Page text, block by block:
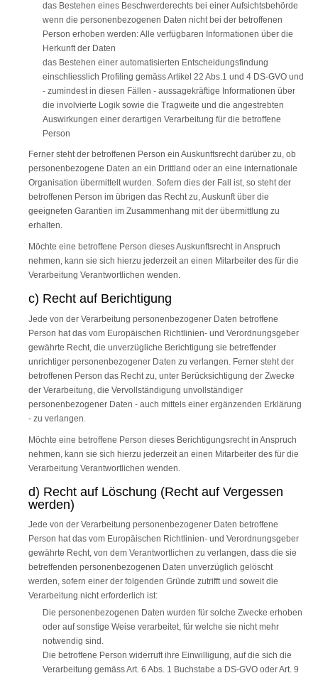
das Bestehen eines Beschwerderechts bei einer Aufsichtsbehörde
wenn die personenbezogenen Daten nicht bei der betroffenen
Person erhoben werden: Alle verfügbaren Informationen über die
Herkunft der Daten
das Bestehen einer automatisierten Entscheidungsfindung
einschliesslich Profiling gemäss Artikel 22 Abs.1 und 4 DS-GVO und
- zumindest in diesen Fällen - aussagekräftige Informationen über
die involvierte Logik sowie die Tragweite und die angestrebten
Auswirkungen einer derartigen Verarbeitung für die betroffene
Person
Ferner steht der betroffenen Person ein Auskunftsrecht darüber zu, ob
personenbezogene Daten an ein Drittland oder an eine internationale
Organisation übermittelt wurden. Sofern dies der Fall ist, so steht der
betroffenen Person im übrigen das Recht zu, Auskunft über die
geeigneten Garantien im Zusammenhang mit der übermittlung zu
erhalten.
Möchte eine betroffene Person dieses Auskunftsrecht in Anspruch
nehmen, kann sie sich hierzu jederzeit an einen Mitarbeiter des für die
Verarbeitung Verantwortlichen wenden.
c) Recht auf Berichtigung
Jede von der Verarbeitung personenbezogener Daten betroffene
Person hat das vom Europäischen Richtlinien- und Verordnungsgeber
gewährte Recht, die unverzügliche Berichtigung sie betreffender
unrichtiger personenbezogener Daten zu verlangen. Ferner steht der
betroffenen Person das Recht zu, unter Berücksichtigung der Zwecke
der Verarbeitung, die Vervollständigung unvollständiger
personenbezogener Daten - auch mittels einer ergänzenden Erklärung
- zu verlangen.
Möchte eine betroffene Person dieses Berichtigungsrecht in Anspruch
nehmen, kann sie sich hierzu jederzeit an einen Mitarbeiter des für die
Verarbeitung Verantwortlichen wenden.
d) Recht auf Löschung (Recht auf Vergessen
werden)
Jede von der Verarbeitung personenbezogener Daten betroffene
Person hat das vom Europäischen Richtlinien- und Verordnungsgeber
gewährte Recht, von dem Verantwortlichen zu verlangen, dass die sie
betreffenden personenbezogenen Daten unverzüglich gelöscht
werden, sofern einer der folgenden Gründe zutrifft und soweit die
Verarbeitung nicht erforderlich ist:
Die personenbezogenen Daten wurden für solche Zwecke erhoben
oder auf sonstige Weise verarbeitet, für welche sie nicht mehr
notwendig sind.
Die betroffene Person widerruft ihre Einwilligung, auf die sich die
Verarbeitung gemäss Art. 6 Abs. 1 Buchstabe a DS-GVO oder Art. 9